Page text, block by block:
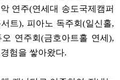
연주(연세대 송도국제캠퍼
트), 피아노 독주회(일신홀,
연주회(금호아트홀 연세),
험을 쌓아왔다.